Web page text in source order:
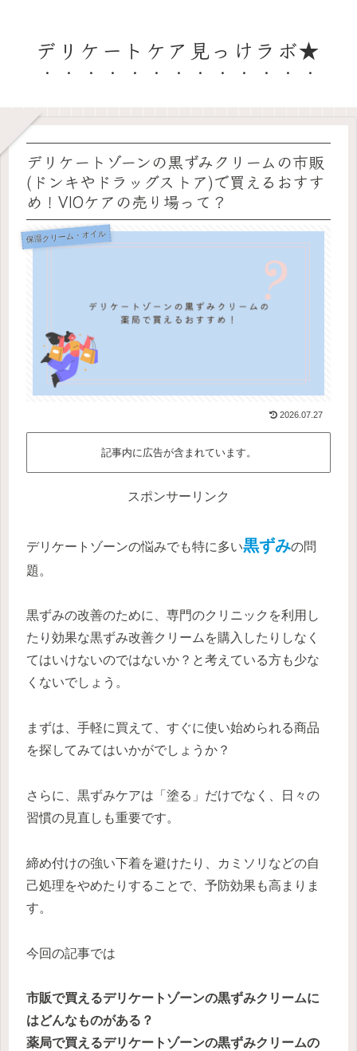
デリケートケア見っけラボ★
デリケートゾーンの黒ずみクリームの市販
(ドンキやドラッグストア)で買えるおすす
め！VIOケアの売り場って？
保湿クリーム・オイル
2026.07.27
記事内に広告が含まれています。
スポンサーリンク
デリケートゾーンの悩みでも特に多い黒ずみの問
題。
黒ずみの改善のために、専門のクリニックを利用し
たり効果な黒ずみ改善クリームを購入したりしなく
てはいけないのではないか？と考えている方も少な
くないでしょう。
まずは、手軽に買えて、すぐに使い始められる商品
を探してみてはいかがでしょうか？
さらに、黒ずみケアは「塗る」だけでなく、日々の
習慣の見直しも重要です。
締め付けの強い下着を避けたり、カミソリなどの自
己処理をやめたりすることで、予防効果も高まりま
す。
今回の記事では
市販で買えるデリケートゾーンの黒ずみクリームに
はどんなものがある？
薬局で買えるデリケートゾーンの黒ずみクリームの